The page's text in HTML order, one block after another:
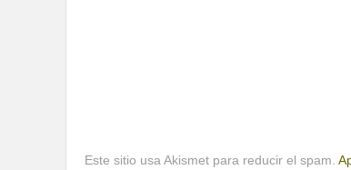
Este sitio usa Akismet para reducir el spam.